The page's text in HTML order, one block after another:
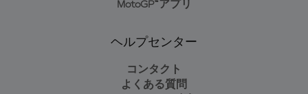
MotoGP™アプリ
ヘルプセンター
コンタクト
よくある質問